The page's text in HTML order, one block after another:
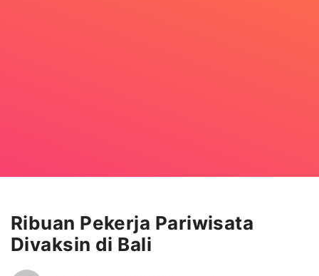
Ribuan Pekerja Pariwisata
Divaksin di Bali